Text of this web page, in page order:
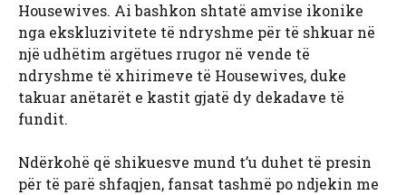
Housewives. Ai bashkon shtatë amvise ikonike
nga ekskluzivitete të ndryshme për të shkuar në
një udhëtim argëtues rrugor në vende të
ndryshme të xhirimeve të Housewives, duke
takuar anëtarët e kastit gjatë dy dekadave të
fundit.
Ndërkohë që shikuesve mund t’u duhet të presin
për të parë shfaqjen, fansat tashmë po ndjekin me